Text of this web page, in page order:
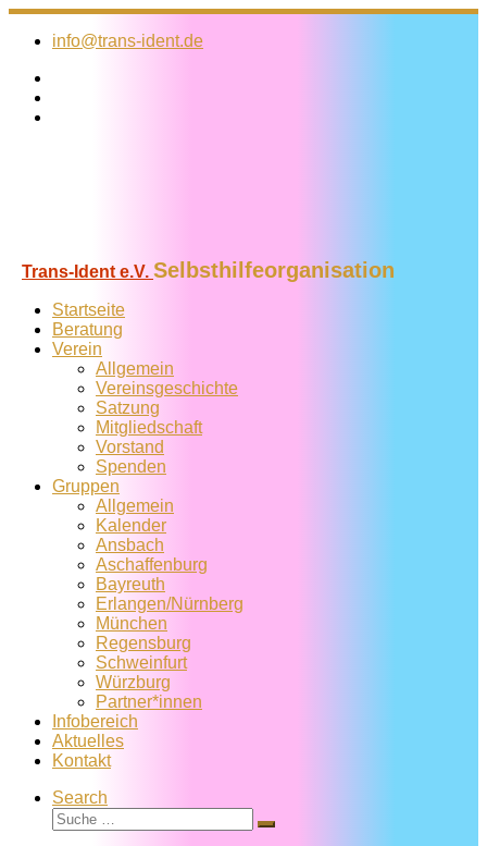
Zum
Inhalt
info@trans-ident.de
Trans-Ident e.V. Selbsthilfeorganisation
Startseite
Beratung
Verein
Allgemein
Vereins­geschichte
Satzung
Mitglied­schaft
Vorstand
Spenden
Gruppen
Allgemein
Kalender
Ansbach
Aschaffenburg
Bayreuth
Erlangen/Nürnberg
München
Regensburg
Schweinfurt
Würzburg
Partner*innen
Infobereich
Aktuelles
Kontakt
Search
Suche
Suche